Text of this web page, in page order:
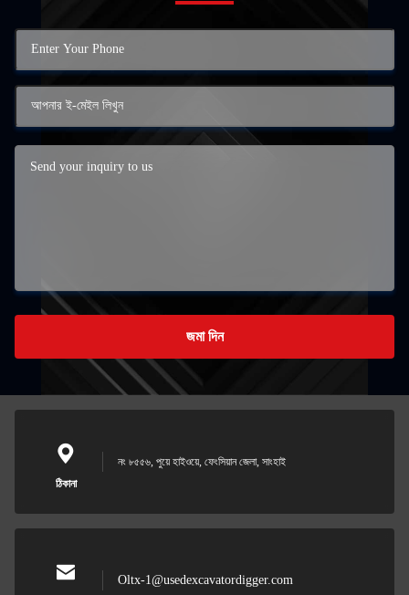
জমা দিন
ঠিকানা
নং ৮৫৫৬, পুয়ে হাইওয়ে, ফেংসিয়ান জেলা, সাংহাই
Oltx-1@usedexcavatordigger.com